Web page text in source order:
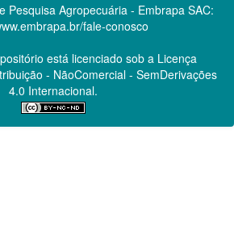
Pesquisa Agropecuária - Embrapa SAC:
fale-conosco
está licenciado sob a Licença
- NãoComercial - SemDerivações
4.0 Internacional.